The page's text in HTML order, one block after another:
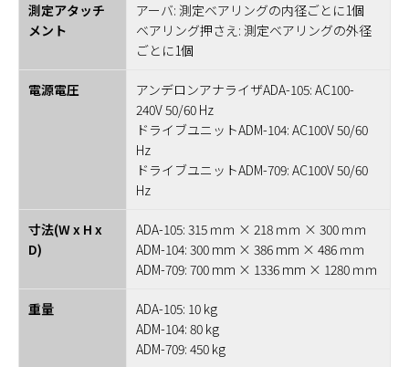
測定アタッチ
メント
アーバ: 測定ベアリングの内径ごとに1個
ベアリング押さえ: 測定ベアリングの外径
ごとに1個
電源電圧
アンデロンアナライザADA-105: AC100-
240V 50/60 Hz
ドライブユニットADM-104: AC100V 50/60
Hz
ドライブユニットADM-709: AC100V 50/60
Hz
寸法(W x H x
D)
ADA-105: 315 ｍｍ × 218 ｍｍ × 300 ｍｍ
ADM-104: 300 mm × 386 mm × 486 ｍｍ
ADM-709: 700 mm × 1336 mm × 1280 ｍｍ
重量
ADA-105: 10 kg
ADM-104: 80 kg
ADM-709: 450 kg